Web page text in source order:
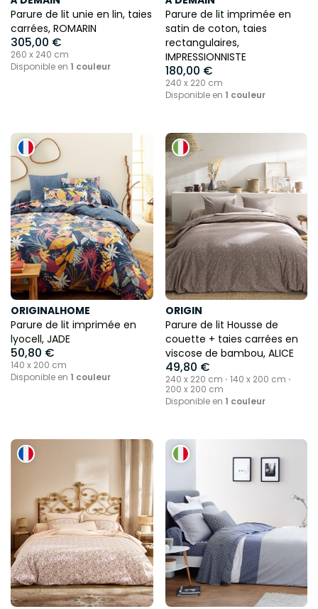
Parure de lit unie en lin, taies
carrées, ROMARIN
305,00 €
260 x 240 cm
Disponible en 1 couleur
Parure de lit imprimée en
satin de coton, taies
rectangulaires,
IMPRESSIONNISTE
180,00 €
240 x 220 cm
Disponible en 1 couleur
ORIGINALHOME
Parure de lit imprimée en
lyocell, JADE
50,80 €
140 x 200 cm
Disponible en 1 couleur
ORIGIN
Parure de lit Housse de
couette + taies carrées en
viscose de bambou, ALICE
49,80 €
240 x 220 cm ⋅ 140 x 200 cm ⋅
200 x 200 cm
Disponible en 1 couleur